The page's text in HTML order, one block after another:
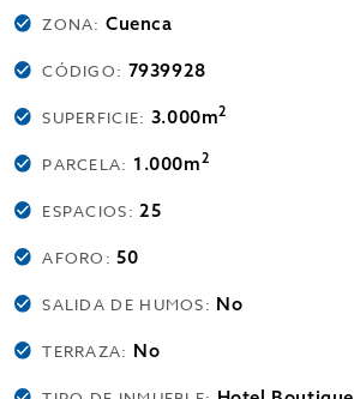
ZONA:Cuenca
CÓDIGO: 7939928
SUPERFICIE: 3.000m2
PARCELA: 1.000m2
ESPACIOS:25
AFORO:50
SALIDA DE HUMOS: No
TERRAZA: No